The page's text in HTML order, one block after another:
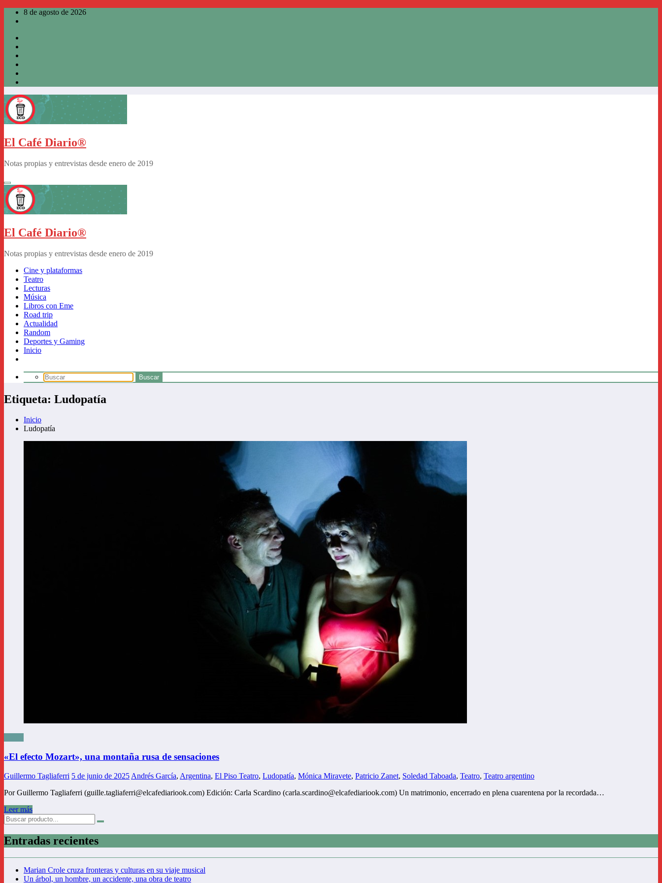
Saltar
8 de agosto de 2026
El Café Diario®
Notas propias y entrevistas desde enero de 2019
El Café Diario®
Notas propias y entrevistas desde enero de 2019
Cine y plataformas
Teatro
Lecturas
Música
Libros con Eme
Road trip
Actualidad
Random
Deportes y Gaming
Inicio
Etiqueta: Ludopatía
Inicio
Ludopatía
«El efecto Mozart», una montaña rusa de sensaciones
Guillermo Tagliaferri 5 de junio de 2025 Andrés García, Argentina, El Piso Teatro, Ludopatía, Mónica Miravete, Patricio Zanet, Soledad Taboada, Teatro, Teatro argentino
Por Guillermo Tagliaferri (guille.tagliaferri@elcafediariook.com) Edición: Carla Scardino (carla.scardino@elcafediariook.com) Un matrimonio, encerrado en plena cuarentena por la recordada…
Leer más
Entradas recientes
Marian Crole cruza fronteras y culturas en su viaje musical
Un árbol, un hombre, un accidente, una obra de teatro